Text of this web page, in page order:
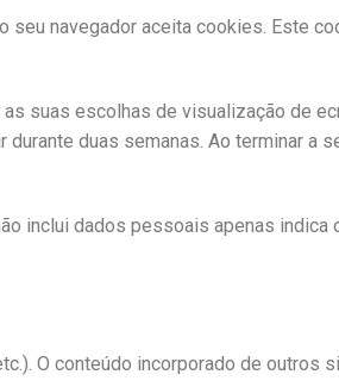
seu navegador aceita cookies. Este
suas escolhas de visualização de
duas semanas. Ao terminar a
inclui dados pessoais apenas indica
O conteúdo incorporado de outros